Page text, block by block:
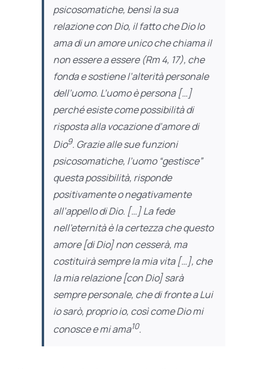
psicosomatiche, bensì la sua
relazionecon Dio, il fatto che Dio lo
ama di un amore unico chechiamail
non essere a essere (Rm4, 17), che
fonda e sostiene l’alterità personale
dell’uomo. L’uomo èpersona[…]
perché esiste come possibilità di
risposta alla vocazione d’amore di
Dio9. Grazie alle sue funzioni
psicosomatiche, l’uomo “gestisce”
questa possibilità, risponde
positivamente o negativamente
all’appello di Dio. […] La fede
nell’eternità è la certezza che questo
amore [di Dio] non cesserà, ma
costituirà sempre la mia vita […], che
la mia relazione [con Dio] sarà
semprepersonale, che di fronte a Lui
io sarò, proprio io, così come Dio mi
conosce e mi ama10.